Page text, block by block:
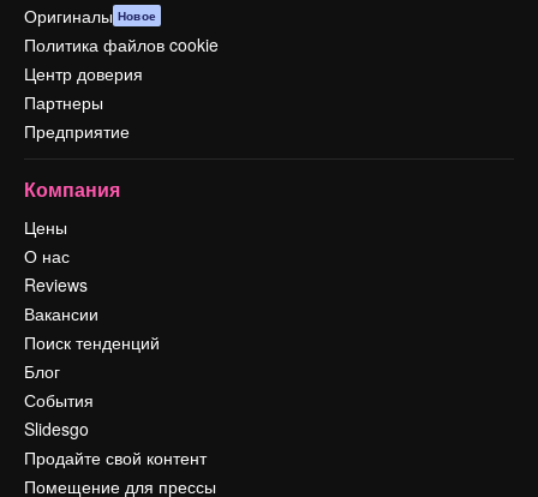
Оригиналы Новое
Политика файлов cookie
Центр доверия
Партнеры
Предприятие
Компания
Цены
О нас
Reviews
Вакансии
Поиск тенденций
Блог
События
Slidesgo
Продайте свой контент
Помещение для прессы